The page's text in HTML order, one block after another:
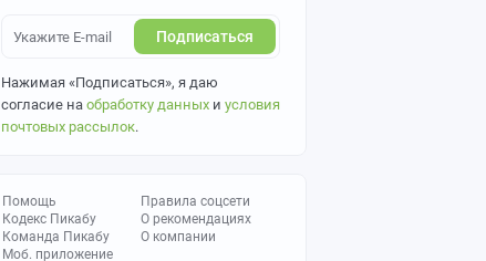
Подписаться
Нажимая «Подписаться», я даю
согласие на обработку данных и условия
почтовых рассылок.
Помощь
Кодекс Пикабу
Команда Пикабу
Моб. приложение
Правила соцсети
О рекомендациях
О компании